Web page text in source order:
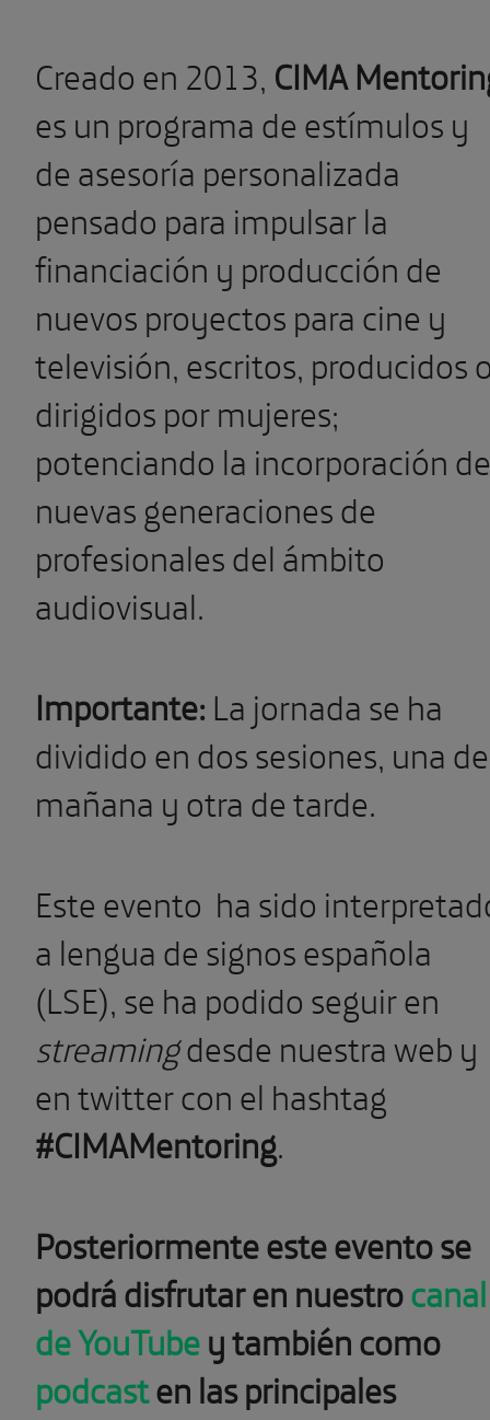
Creado en 2013, CIMA
es un programa de estímulos y
de asesoría personalizada
pensado para impulsar la
financiación y producción de
nuevos proyectos para cine y
televisión, escritos, producidos
dirigidos por mujeres;
potenciando la incorporación de
nuevas generaciones de
profesionales del ámbito
audiovisual.
Importante: La jornada se ha
dividido en dos sesiones, una de
mañana y otra de tarde.
Este evento ha sido
a lengua de signos española
(LSE), se ha podido seguir en
streamingdesde nuestra web y
en twitter con el hashtag
#CIMAMentoring.
Posteriormente este evento se
podrá disfrutar en nuestrocanal
de YouTubey también como
podcasten las principales